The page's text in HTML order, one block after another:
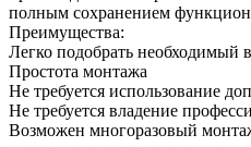
полным сохранением
Преимущества:
Легко подобрать необходимый
Простота монтажа
Не требуется использование
Не требуется владение
Возможен многоразовый